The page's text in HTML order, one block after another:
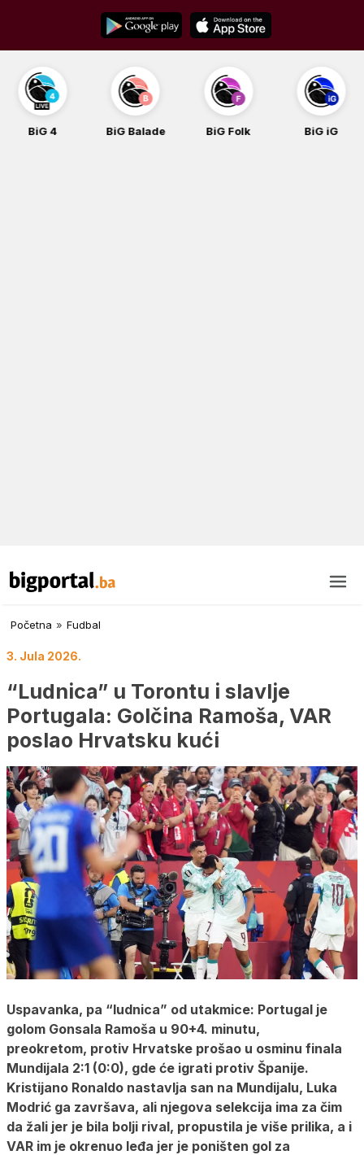
content
BiG 4 BiG Balade BiG Folk BiG iG
Početna » Fudbal
3. Jula 2026.
“Ludnica” u Torontu i slavlje
Portugala: Golčina Ramoša, VAR
poslao Hrvatsku kući
Uspavanka, pa “ludnica” od utakmice: Portugal je
golom Gonsala Ramoša u 90+4. minutu,
preokretom, protiv Hrvatske prošao u osminu finala
Mundijala 2:1 (0:0), gde će igrati protiv Španije.
Kristijano Ronaldo nastavlja san na Mundijalu, Luka
Modrić ga završava, ali njegova selekcija ima za čim
da žali jer je bila bolji rival, propustila je više prilika, a i
VAR im je okrenuo leđa jer je poništen gol za